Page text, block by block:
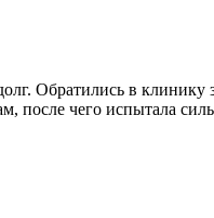
Обратились в
после чего испытала